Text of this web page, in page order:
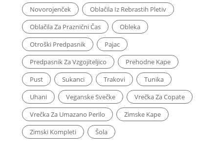
Novorojenček
Oblačila Iz Rebrastih Pletiv
Oblačila Za Praznični Čas
Obleka
Otroški Predpasnik
Pajac
Predpasnik Za Vzgojiteljico
Prehodne Kape
Pust
Sukanci Trakovi
Tunika
Uhani
Veganske Svečke
Vrečka Za Copate
Vrečka Za Umazano Perilo
Zimske Kape
Zimski Kompleti
Šola